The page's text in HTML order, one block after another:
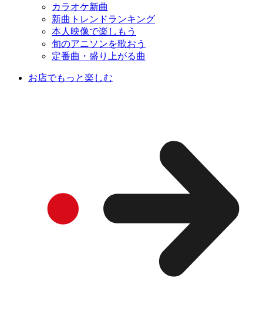
カラオケ新曲
新曲トレンドランキング
本人映像で楽しもう
旬のアニソンを歌おう
定番曲・盛り上がる曲
お店でもっと楽しむ